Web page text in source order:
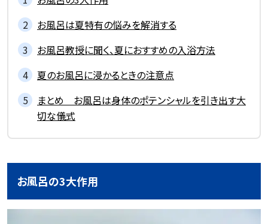
お風呂は夏特有の悩みを解消する
お風呂教授に聞く、夏におすすめの入浴方法
夏のお風呂に浸かるときの注意点
まとめ お風呂は身体のポテンシャルを引き出す大
切な儀式
お風呂の3大作用